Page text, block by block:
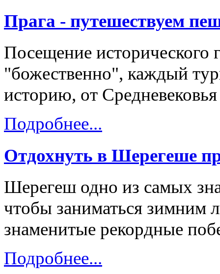
Прага - путешествуем
Посещение исторического
"божественно", каждый
историю, от
Подробнее...
Отдохнуть в Шерегеше
Шерегеш одно из самых
чтобы заниматься зимним
знаменитые рекордные
Подробнее...